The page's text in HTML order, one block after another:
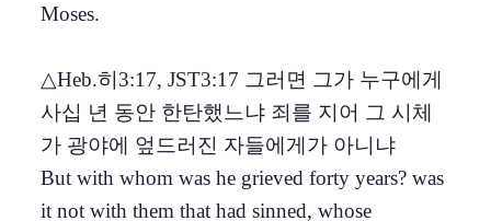
Moses.
△Heb.히3:17, JST3:17 그러면 그가 누구에게
사십 년 동안 한탄했느냐 죄를 지어 그 시체
가 광야에 엎드러진 자들에게가 아니냐
But with whom was he grieved forty years? was
it not with them that had sinned, whose